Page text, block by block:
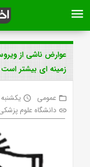
menu
عوارض ناشی از
زمینه ای بیشتر است
folder_open عمومی access_time یکشنبه 29 تیر 1399 ساعت 7:32
link دانشگاه علوم